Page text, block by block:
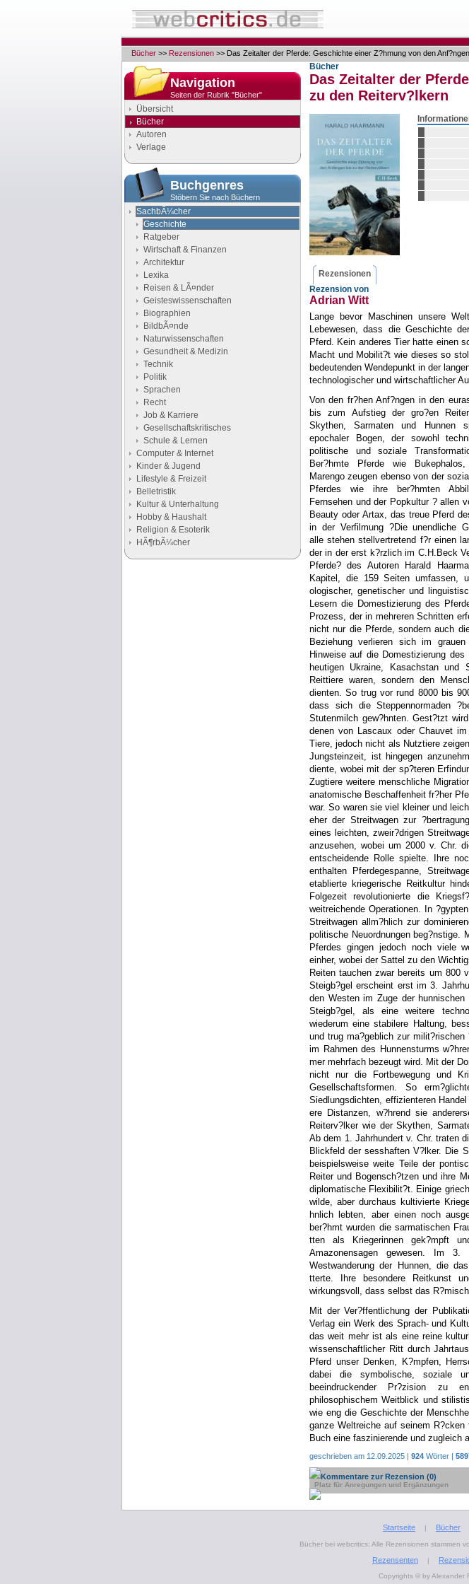
Bücher >> Rezensionen >> Das Zeitalter der Pferde: Geschichte einer Z?hmung von den
Navigation
Seiten der Rubrik "Bücher"
Übersicht
Bücher
Autoren
Verlage
Buchgenres
Stöbern Sie nach Büchern
SachbÃ¼cher
Geschichte
Ratgeber
Wirtschaft & Finanzen
Architektur
Lexika
Reisen & LÃ¤nder
Geisteswissenschaften
Biographien
BildbÃ¤nde
Naturwissenschaften
Gesundheit & Medizin
Technik
Politik
Sprachen
Recht
Job & Karriere
Gesellschaftskritisches
Schule & Lernen
Computer & Internet
Kinder & Jugend
Lifestyle & Freizeit
Belletristik
Kultur & Unterhaltung
Hobby & Haushalt
Religion & Esoterik
HÃ¶rbÃ¼cher
Bücher
Das Zeitalter der
zu den Reiterv?lkern
Rezensionen
Rezension von
Adrian Witt
Lange bevor Maschinen unsere
Lebewesen, dass die Geschichte
Pferd. Kein anderes Tier hatte einen
Macht und Mobilit?t wie dieses so
bedeutenden Wendepunkt in der
technologischer und wirtschaftlicher
Von den fr?hen Anf?ngen in den
bis zum Aufstieg der gro?en
Skythen, Sarmaten und Hunnen
epochaler Bogen, der sowohl
politische und soziale
Ber?hmte Pferde wie
Marengo zeugen ebenso von der
Pferdes wie ihre ber?hmten
Fernsehen und der Popkultur ? allen
Beauty oder Artax, das treue Pferd
in der Verfilmung ?Die unendliche
alle stehen stellvertretend f?r einen
der in der erst k?rzlich im C.H.Beck
Pferde? des Autoren Harald
Kapitel, die 159 Seiten umfassen,
ologischer, genetischer und
Lesern die Domestizierung des
Prozess, der in mehreren Schritten
nicht nur die Pferde, sondern auch
Beziehung verlieren sich im
Hinweise auf die Domestizierung
heutigen Ukraine, Kasachstan und
Reittiere waren, sondern den
dienten. So trug vor rund 8000 bis
dass sich die Steppennormaden
Stutenmilch gew?hnten. Gest?tzt
denen von Lascaux oder Chauvet
Tiere, jedoch nicht als Nutztiere
Jungsteinzeit, ist hingegen
diente, wobei mit der sp?teren
Zugtiere weitere menschliche
anatomische Beschaffenheit fr?her
war. So waren sie viel kleiner und
eher der Streitwagen zur
eines leichten, zweir?drigen
anzusehen, wobei um 2000 v. Chr.
entscheidende Rolle spielte. Ihre
enthalten Pferdegespanne,
etablierte kriegerische Reitkultur
Folgezeit revolutionierte die
weitreichende Operationen. In
Streitwagen allm?hlich zur
politische Neuordnungen beg?nstige.
Pferdes gingen jedoch noch viele
einher, wobei der Sattel zu den
Reiten tauchen zwar bereits um 800
Steigb?gel erscheint erst im 3.
den Westen im Zuge der
Steigb?gel, als eine weitere
wiederum eine stabilere Haltung,
und trug ma?geblich zur
im Rahmen des Hunnensturms
mer mehrfach bezeugt wird. Mit der
nicht nur die Fortbewegung und
Gesellschaftsformen. So
Siedlungsdichten, effizienteren
ere Distanzen, w?hrend sie
Reiterv?lker wie der Skythen,
Ab dem 1. Jahrhundert v. Chr. traten
Blickfeld der sesshaften V?lker. Die
beispielsweise weite Teile der
Reiter und Bogensch?tzen und ihre
diplomatische Flexibilit?t. Einige
wilde, aber durchaus kultivierte
hnlich lebten, aber einen noch
ber?hmt wurden die sarmatischen
tten als Kriegerinnen gek?mpft
Amazonensagen gewesen. Im
Westwanderung der Hunnen, die
tterte. Ihre besondere Reitkunst
wirkungsvoll, dass selbst das
Mit der Ver?ffentlichung der
Verlag ein Werk des Sprach- und
das weit mehr ist als eine reine
wissenschaftlicher Ritt durch
Pferd unser Denken, K?mpfen,
dabei die symbolische, soziale
beeindruckender Pr?zision zu
philosophischem Weitblick und
wie eng die Geschichte der
ganze Weltreiche auf seinem
Buch eine faszinierende und zugleich
geschrieben am 12.09.2025 | 924 Wörter |
Kommentare zur Rezension (0)
Platz für Anregungen und Ergänzungen
Startseite | Bücher
Bücher bei webcritics: Alle Rezensionen stammen
Rezensenten
|
Copyrights © by Alexander